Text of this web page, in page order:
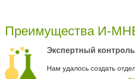
Преимущества И-
Экспертный контроль
Нам удалось создать